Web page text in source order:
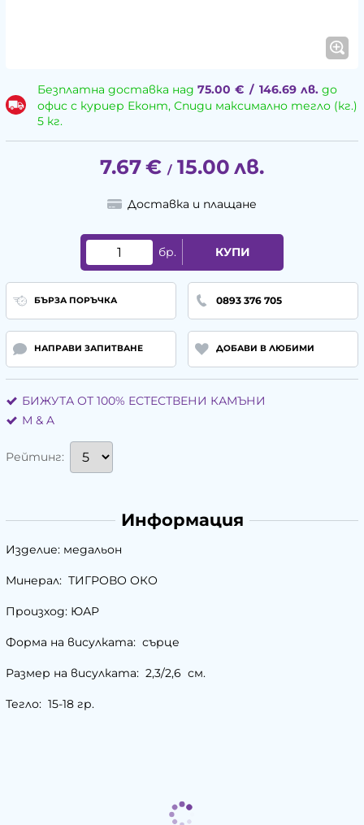
Безплатна доставка над 75.00 € / 146.69 лв.до
офис с куриер Еконт, Спиди максимално тегло (кг.)
5 кг.
7.67€ / 15.00 лв.
Доставка и плащане
бр. КУПИ
БЪРЗА ПОРЪЧКА 0893 376 705
НАПРАВИ ЗАПИТВАНЕ ДОБАВИ В ЛЮБИМИ
БИЖУТА ОТ 100% ЕСТЕСТВЕНИ КАМЪНИ
М & A
Рейтинг:
Информация
Изделие: медальон
Минерал: ТИГРОВО ОКО
Произход: ЮАР
Форма на висулката: сърце
Размер на висулката: 2,3/2,6 см.
Тегло: 15-18 гр.